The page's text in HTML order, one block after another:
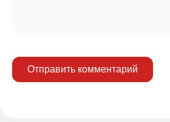
Отправить комментарий